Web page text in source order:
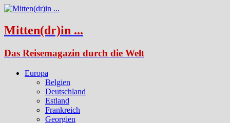
Mitten(dr)in ...
Das Reisemagazin durch die Welt
Europa
Belgien
Deutschland
Estland
Frankreich
Georgien